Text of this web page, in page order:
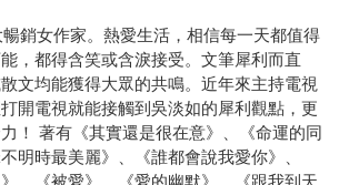
銷女作家。熱愛生活，相信每一天都值得
，都得含笑或含淚接受。文筆犀利而直
文均能獲得大眾的共鳴。近年來主持電視
開電視就能接觸到吳淡如的犀利觀點，更
！ 著有《其實還是很在意》、《命運的同
明時最美麗》、《誰都會說我愛你》、
》、《被愛》、《愛的幽默》、《跟我到天